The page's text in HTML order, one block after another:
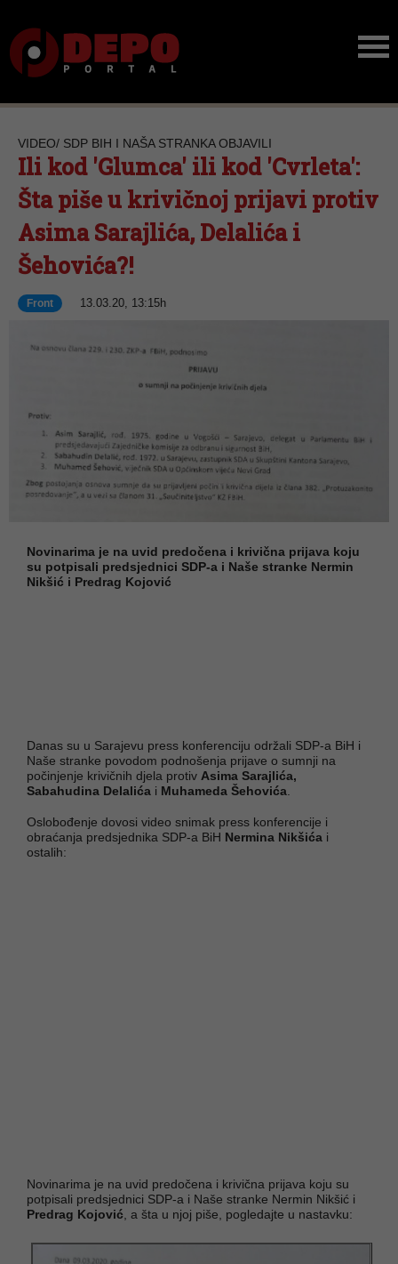
VIDEO/ SDP BIH I NAŠA STRANKA OBJAVILI
Ili kod 'Glumca' ili kod 'Cvrleta':
Šta piše u krivičnoj prijavi protiv
Asima Sarajlića, Delalića i
Šehovića?!
Front 13.03.20, 13:15h
Novinarima je na uvid predočena i krivična prijava koju
su potpisali predsjednici SDP-a i Naše stranke Nermin
Nikšić i Predrag Kojović
Danas su u Sarajevu press konferenciju održali SDP-a BiH i
Naše stranke povodom podnošenja prijave o sumnji na
počinjenje krivičnih djela protiv Asima Sarajlića,
Sabahudina Delalića i Muhameda Šehovića
Oslobođenje dovosi video snimak press konferencije i
obraćanja predsjednika SDP-a BiH Nermina Nikšića i
ostalih:
Novinarima je na uvid predočena i krivična prijava koju su
potpisali predsjednici SDP-a i Naše stranke Nermin Nikšić i
Predrag Kojović , a šta u njoj piše, pogledajte u nastavku: